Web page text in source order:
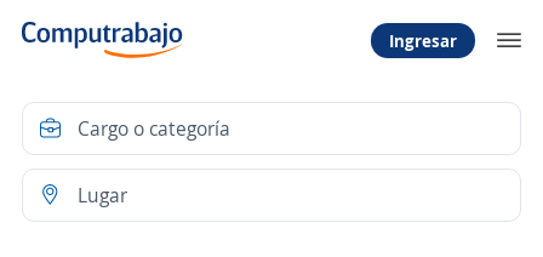
Ingresar